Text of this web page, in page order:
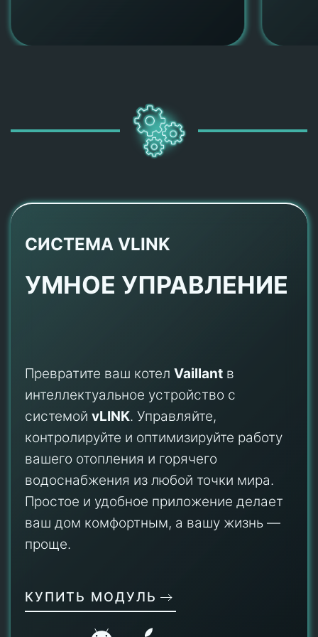
СИСТЕМА VLINK
УМНОЕ УПРАВЛЕНИЕ
Превратите ваш котел Vaillant в
интеллектуальное устройство с
системой vLINK. Управляйте,
контролируйте и оптимизируйте работу
вашего отопления и горячего
водоснабжения из любой точки мира.
Простое и удобное приложение делает
ваш дом комфортным, а вашу жизнь —
проще.
КУПИТЬ МОДУЛЬ